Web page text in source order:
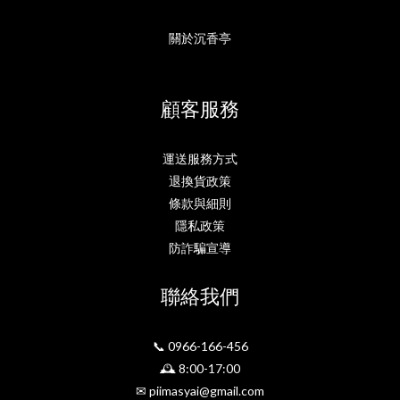
關於沉香亭
顧客服務
運送服務方式
退換貨政策
條款與細則
隱私政策
防詐騙宣導
聯絡我們
📞 0966-166-456
🕰 8:00-17:00
✉ piimasyai@gmail.com